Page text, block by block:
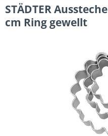
STÄDTER
cm Ring gewellt